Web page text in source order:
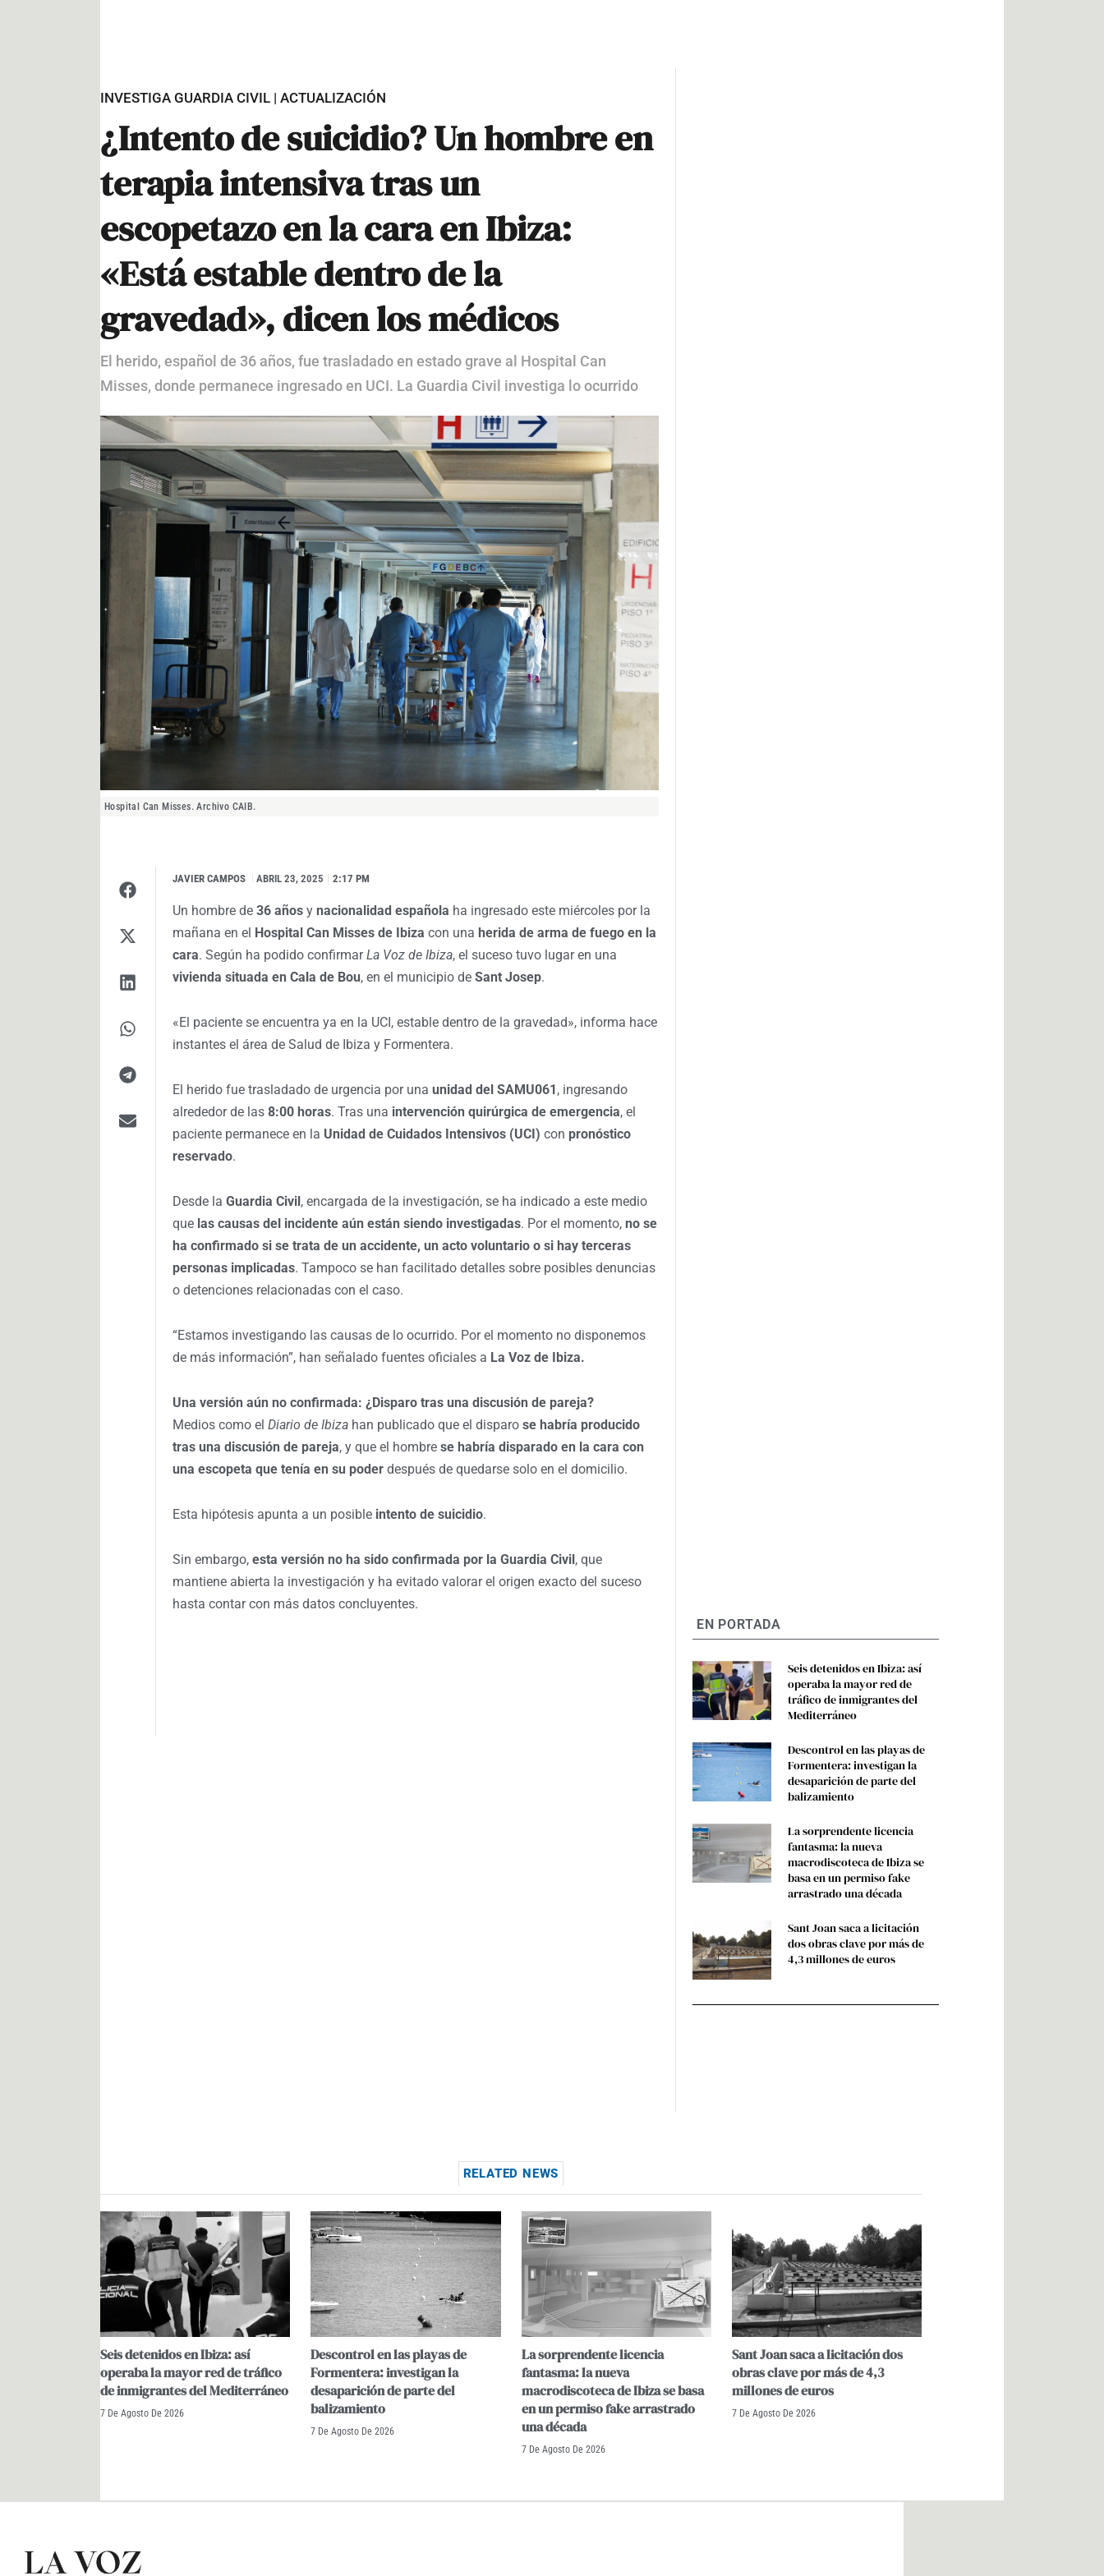
INVESTIGA GUARDIA CIVIL | ACTUALIZACIÓN
¿Intento de suicidio? Un hombre en
terapia intensiva tras un
escopetazo en la cara en Ibiza:
«Está estable dentro de la
gravedad», dicen los médicos
El herido, español de 36 años, fue trasladado en estado grave al Hospital Can
Misses, donde permanece ingresado en UCI. La Guardia Civil investiga lo ocurrido
Hospital Can Misses. Archivo CAIB.
JAVIER CAMPOS I ABRIL 23, 2025 2:17 PM
Un hombre de 36 años y nacionalidad española ha ingresado este miércoles por la
mañana en el Hospital Can Misses de Ibiza con una herida de arma de fuego en la
cara. Según ha podido confirmarLa Voz de Ibiza, el suceso tuvo lugar en una
vivienda situada en Cala de Bou, en el municipio de Sant Josep.
«El paciente se encuentra ya en la UCI, estable dentro de la gravedad», informa hace
instantes el área de Salud de Ibiza y Formentera.
El herido fue trasladado de urgencia por una unidad del SAMU061 , ingresando
alrededor de las 8:00 horas. Tras una intervención quirúrgica de emergencia, el
paciente permanece en la Unidad de Cuidados Intensivos (UCI) con pronóstico
reservado.
Desde la Guardia Civil , encargada de la investigación, se ha indicado a este medio
que las causas del incidente aún están siendo investigadas. Por el momento, no se
ha confirmado si se trata de un accidente, un acto voluntario o si hay terceras
personas implicadas. Tampoco se han facilitado detalles sobre posibles denuncias
o detenciones relacionadas con el caso.
“Estamos investigando las causas de lo ocurrido. Por el momento no disponemos
de más información”, han señalado fuentes oficiales a La Voz de Ibiza.
Una versión aún no confirmada: ¿Disparo tras una discusión de pareja?
Medios como el Diario de Ibiza han publicado que el disparo se habría producido
tras una discusión de pareja, y que el hombre se habría disparado en la cara con
una escopeta que tenía en su poder después de quedarse solo en el domicilio.
Esta hipótesis apunta a un posible intento de suicidio.
Sin embargo, esta versión no ha sido confirmada por la Guardia Civil , que
mantiene abierta la investigación y ha evitado valorar el origen exacto del suceso
hasta contar con más datos concluyentes.
EN PORTADA
Seis detenidos en Ibiza: así
operaba la mayor red de
tráfico de inmigrantes del
Mediterráneo
Descontrol en las playas de
Formentera: investigan la
desaparición de parte del
balizamiento
La sorprendente licencia
fantasma: la nueva
macrodiscoteca de Ibiza se
basa en un permiso fake
arrastrado una década
Sant Joan saca a licitación
dos obras clave por más de
4,3 millones de euros
RELATED NEWS
Seis detenidos en Ibiza: así
operaba la mayor red de tráfico
de inmigrantes del Mediterráneo
7 De Agosto De 2026
Descontrol en las playas de
Formentera: investigan la
desaparición de parte del
balizamiento
7 De Agosto De 2026
La sorprendente licencia
fantasma: la nueva
macrodiscoteca de Ibiza se basa
en un permiso fake arrastrado
una década
7 De Agosto De 2026
Sant Joan saca a licitación dos
obras clave por más de 4,3
millones de euros
7 De Agosto De 2026